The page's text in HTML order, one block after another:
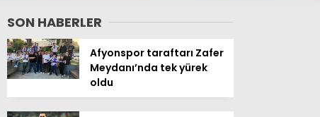
SON HABERLER
Afyonspor taraftarı Zafer
Meydanı’nda tek yürek
oldu